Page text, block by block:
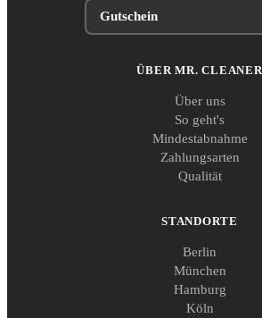
Gutschein
ÜBER MR. CLEANER
Über uns
So geht's
Mindestabnahme
Zahlungsarten
Qualität
STANDORTE
Berlin
München
Hamburg
Köln